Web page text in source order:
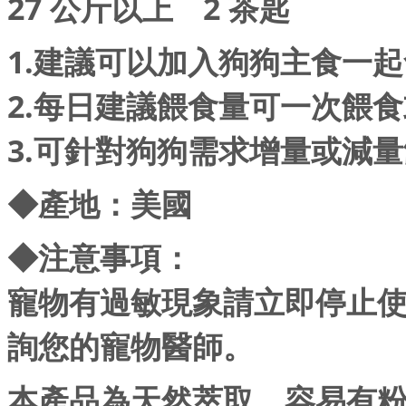
1.建議可以加入狗狗主食一
2.每日建議餵食量可一次餵
3.可針對狗狗需求增量或減
◆產地：美國
◆注意事項：
寵物有過敏現象請立即停止
詢您的寵物醫師。